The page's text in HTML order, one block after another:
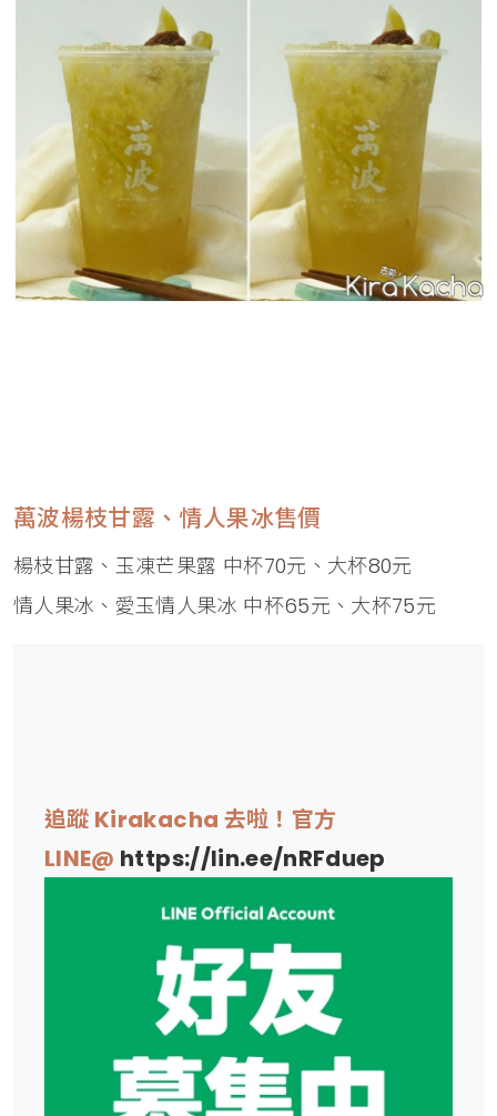
萬波楊枝甘露、情人果冰售價
楊枝甘露、玉凍芒果露 中杯70元、大杯80元
情人果冰、愛玉情人果冰 中杯65元、大杯75元
追蹤 Kirakacha 去啦！官方
LINE@ https://lin.ee/nRFduep